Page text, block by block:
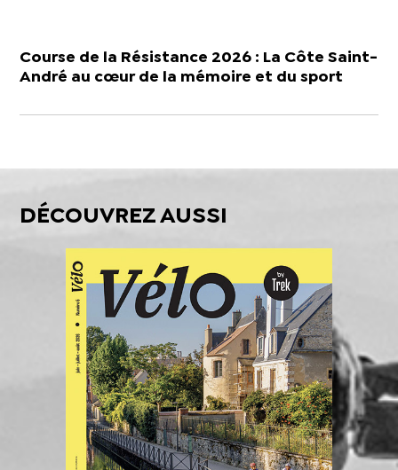
Course de la Résistance 2026 : La Côte Saint-
André au cœur de la mémoire et du sport
DÉCOUVREZ AUSSI